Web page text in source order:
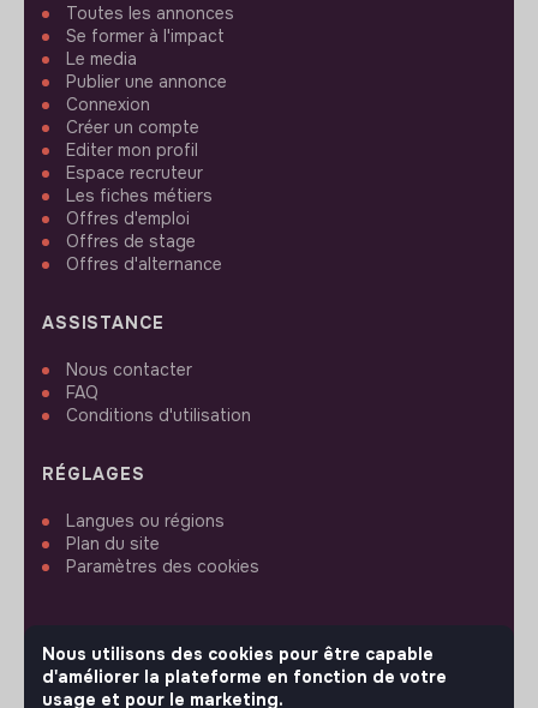
Toutes les annonces
Se former à l'impact
Le media
Publier une annonce
Connexion
Créer un compte
Editer mon profil
Espace recruteur
Les fiches métiers
Offres d'emploi
Offres de stage
Offres d'alternance
ASSISTANCE
Nous contacter
FAQ
Conditions d'utilisation
RÉGLAGES
Langues ou régions
Plan du site
Paramètres des cookies
SUIVEZ-NOUS
Nous utilisons des cookies pour être capable
d'améliorer la plateforme en fonction de votre
usage et pour le marketing.